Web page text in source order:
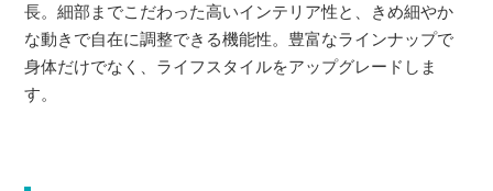
長。細部までこだわった高いインテリア性と、きめ細やか
な動きで自在に調整できる機能性。豊富なラインナップで
身体だけでなく、ライフスタイルをアップグレードしま
す。